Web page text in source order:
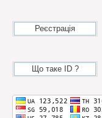
Реєстрація
Що таке ID ?